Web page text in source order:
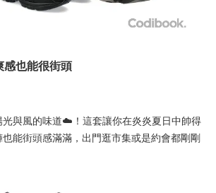
感也能很街頭
光與風的味道☁️！這套讓你在炎炎夏日中帥得
能街頭感滿滿，出門逛市集或是約會都剛剛